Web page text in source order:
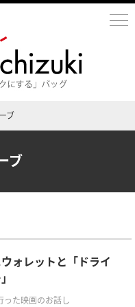
ブ
ブ
ォレットと「ドライ
った映画のお話し